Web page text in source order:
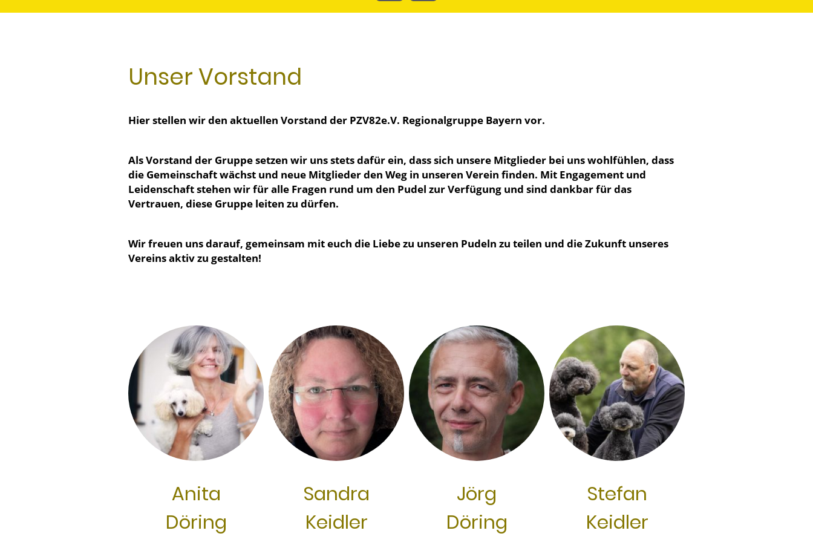
Unser Vorstand
Hier stellen wir den aktuellen Vorstand der PZV82e.V. Regionalgruppe Bayern vor.
Als Vorstand der Gruppe setzen wir uns stets dafür ein, dass sich unsere Mitglieder bei uns wohlfühlen, dass
die Gemeinschaft wächst und neue Mitglieder den Weg in unseren Verein finden. Mit Engagement und
Leidenschaft stehen wir für alle Fragen rund um den Pudel zur Verfügung und sind dankbar für das
Vertrauen, diese Gruppe leiten zu dürfen.
Wir freuen uns darauf, gemeinsam mit euch die Liebe zu unseren Pudeln zu teilen und die Zukunft unseres
Vereins aktiv zu gestalten!
Anita
Döring
Sandra
Keidler
Jörg
Döring
Stefan
Keidler